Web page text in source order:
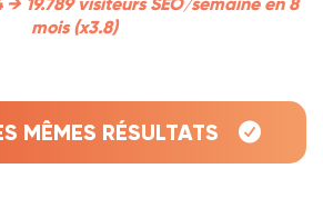
mois (x3.8)
MÊMES RÉSULTATS